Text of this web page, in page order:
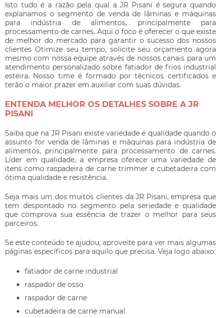
Isto tudo é a razão pela qual a JR Pisani é segura quando
explanamos o segmento de venda de lâminas e máquinas
para indústria de alimentos, principalmente para
processamento de carnes. Aqui o foco é oferecer o que existe
de melhor do mercado para garantir o sucesso dos nossos
clientes Otimize seu tempo, solicite seu orçamento agora
mesmo com nossa equipe através de nossos canais para um
atendimento personalizado sobre fatiador de frios industrial
esteira. Nosso time é formado por técnicos certificados e
terão o maior prazer em auxiliar com suas dúvidas.
ENTENDA MELHOR OS DETALHES SOBRE A JR
PISANI
Saiba que na JR Pisani existe variedade e qualidade quando o
assunto for venda de lâminas e máquinas para indústria de
alimentos, principalmente para processamento de carnes.
Líder em qualidade, a empresa oferece uma variedade de
itens como raspadeira de carne trimmer e cubetadeira com
ótima qualidade e resistência.
Seja mais um dos muitos clientes da JR Pisani, empresa que
tem despontado no segmento pela seriedade e qualidade
que comprova sua essência de trazer o melhor para seus
parceiros.
Se este conteúdo te ajudou, aproveite para ver mais algumas
páginas específicos para aquilo que precisa. Veja logo abaixo:
fatiador de carne industrial
raspador de osso
raspador de carne
cubetadeira de carne manual